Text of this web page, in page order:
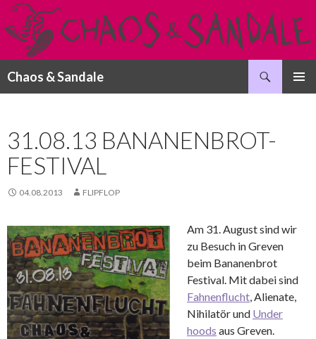
Chaos & Sandale
31.08.13 BANANENBROT-
FESTIVAL
04.08.2013 FLIPFLOP
Am 31. August sind wir
zu Besuch in Greven
beim Bananenbrot
Festival. Mit dabei sind
Fahnenflucht, Alienate,
Nihilatör und Under
hoods aus Greven.